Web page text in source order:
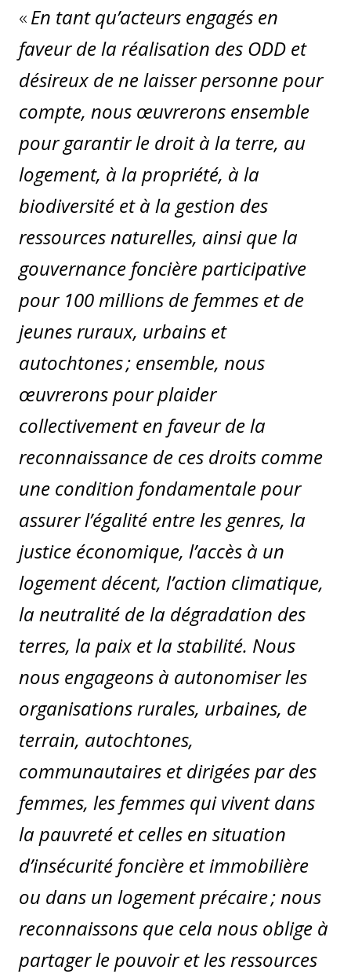
«En tant qu’acteurs engagés en
faveur de la réalisation des ODD et
désireux de ne laisser personne pour
compte, nous œuvrerons ensemble
pour garantir le droit à la terre, au
logement, à la propriété, à la
biodiversité et à la gestion des
ressources naturelles, ainsi que la
gouvernance foncière participative
pour 100 millions de femmes et de
jeunes ruraux, urbains et
autochtones ; ensemble, nous
œuvrerons pour plaider
collectivement en faveur de la
reconnaissance de ces droits comme
une condition fondamentale pour
assurer l’égalité entre les genres, la
justice économique, l’accès à un
logement décent, l’action climatique,
la neutralité de la dégradation des
terres, la paix et la stabilité. Nous
nous engageons à autonomiser les
organisations rurales, urbaines, de
terrain, autochtones,
communautaires et dirigées par des
femmes, les femmes qui vivent dans
la pauvreté et celles en situation
d’insécurité foncière et immobilière
ou dans un logement précaire ; nous
reconnaissons que cela nous oblige à
partager le pouvoir et les ressources